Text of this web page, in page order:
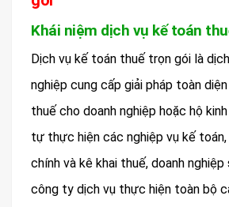
Khái niệm dịch vụ kế toán
Dịch vụ kế toán thuế trọn gói là
nghiệp cung cấp giải pháp toàn
thuế cho doanh nghiệp hoặc hộ
tự thực hiện các nghiệp vụ kế
chính và kê khai thuế, doanh
công ty dịch vụ thực hiện toàn bộ